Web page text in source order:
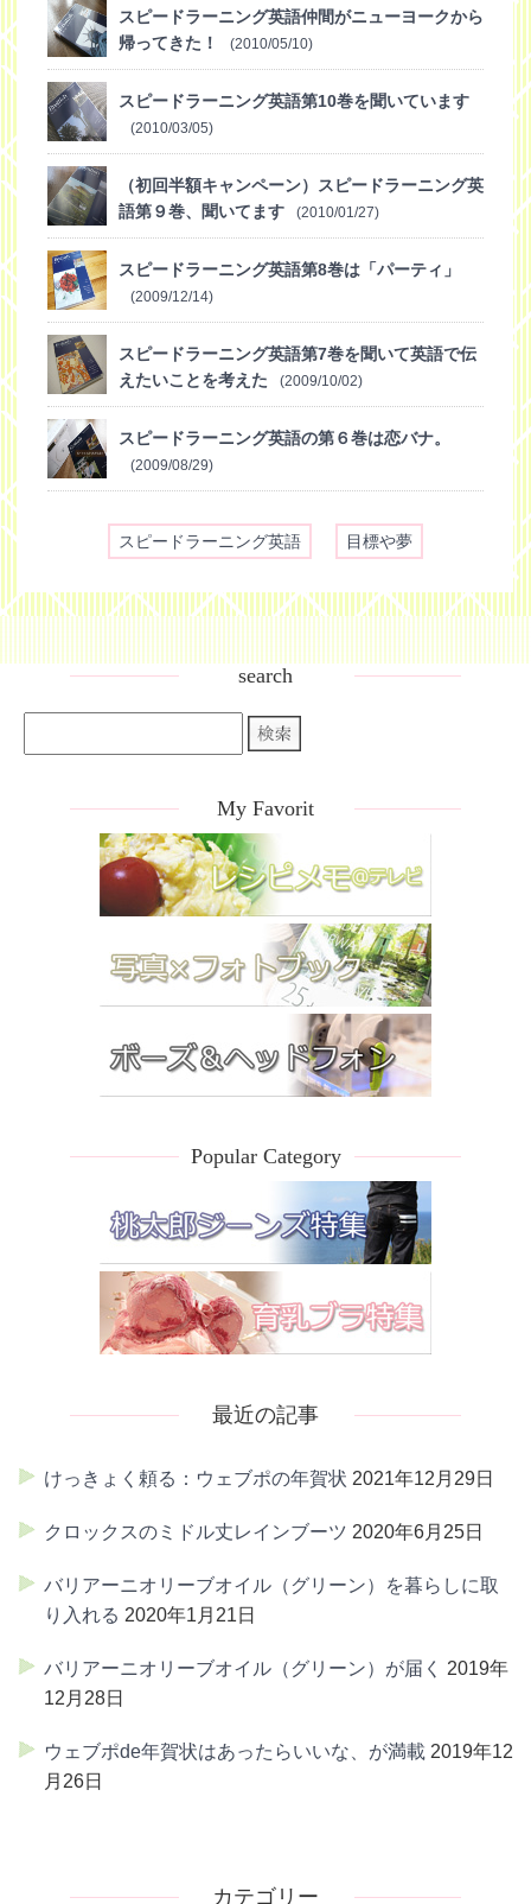
スピードラーニング英語仲間がニューヨークから
帰ってきた！
(2010/05/10)
スピードラーニング英語第10巻を聞いています
(2010/03/05)
（初回半額キャンペーン）スピードラーニング英
語第９巻、聞いてます
(2010/01/27)
スピードラーニング英語第8巻は「パーティ」
(2009/12/14)
スピードラーニング英語第7巻を聞いて英語で伝
えたいことを考えた
(2009/10/02)
スピードラーニング英語の第６巻は恋バナ。
(2009/08/29)
スピードラーニング英語 目標や夢
search
My Favorit
Popular Category
最近の記事
けっきょく頼る：ウェブポの年賀状 2021年12月29日
クロックスのミドル丈レインブーツ 2020年6月25日
バリアーニオリーブオイル（グリーン）を暮らしに取
り入れる 2020年1月21日
バリアーニオリーブオイル（グリーン）が届く
2019年
12月28日
ウェブポde年賀状はあったらいいな、が満載 2019年12
月26日
カテゴリー